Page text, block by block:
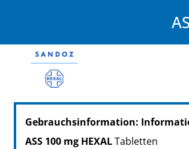
PZN: 07402204
PPN: 110740220461
NTIN: 04150074022043
Gebrauchsinformation:
ASS 100 mg HEXALTabletten